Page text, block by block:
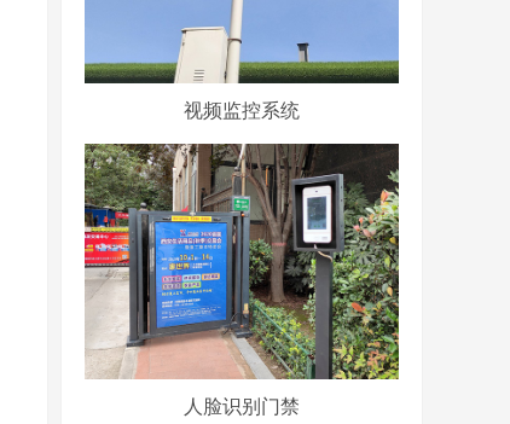
视频监控系统
人脸识别门禁